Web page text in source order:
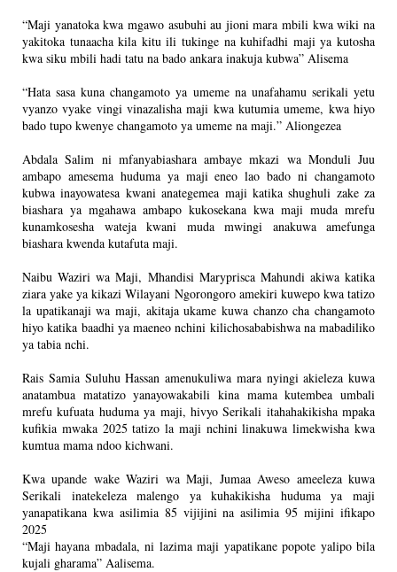
“Maji yanatoka kwa mgawo asubuhi au jioni mara mbili kwa wiki na
yakitoka tunaacha kila kitu ili tukinge na kuhifadhi maji ya kutosha
kwa siku mbili hadi tatu na bado ankara inakuja kubwa” Alisema
“Hata sasa kuna changamoto ya umeme na unafahamu serikali yetu
vyanzo vyake vingi vinazalisha maji kwa kutumia umeme, kwa hiyo
bado tupo kwenye changamoto ya umeme na maji.” Aliongezea
Abdala Salim ni mfanyabiashara ambaye mkazi wa Monduli Juu
ambapo amesema huduma ya maji eneo lao bado ni changamoto
kubwa inayowatesa kwani anategemea maji katika shughuli zake za
biashara ya mgahawa ambapo kukosekana kwa maji muda mrefu
kunamkosesha wateja kwani muda mwingi anakuwa amefunga
biashara kwenda kutafuta maji.
Naibu Waziri wa Maji, Mhandisi Maryprisca Mahundi akiwa katika
ziara yake ya kikazi Wilayani Ngorongoro amekiri kuwepo kwa tatizo
la upatikanaji wa maji, akitaja ukame kuwa chanzo cha changamoto
hiyo katika baadhi ya maeneo nchini kilichosababishwa na mabadiliko
ya tabia nchi.
Rais Samia Suluhu Hassan amenukuliwa mara nyingi akieleza kuwa
anatambua matatizo yanayowakabili kina mama kutembea umbali
mrefu kufuata huduma ya maji, hivyo Serikali itahahakikisha mpaka
kufikia mwaka 2025 tatizo la maji nchini linakuwa limekwisha kwa
kumtua mama ndoo kichwani.
Kwa upande wake Waziri wa Maji, Jumaa Aweso ameeleza kuwa
Serikali inatekeleza malengo ya kuhakikisha huduma ya maji
yanapatikana kwa asilimia 85 vijijini na asilimia 95 mijini ifikapo
2025
“Maji hayana mbadala, ni lazima maji yapatikane popote yalipo bila
kujali gharama” Aalisema.